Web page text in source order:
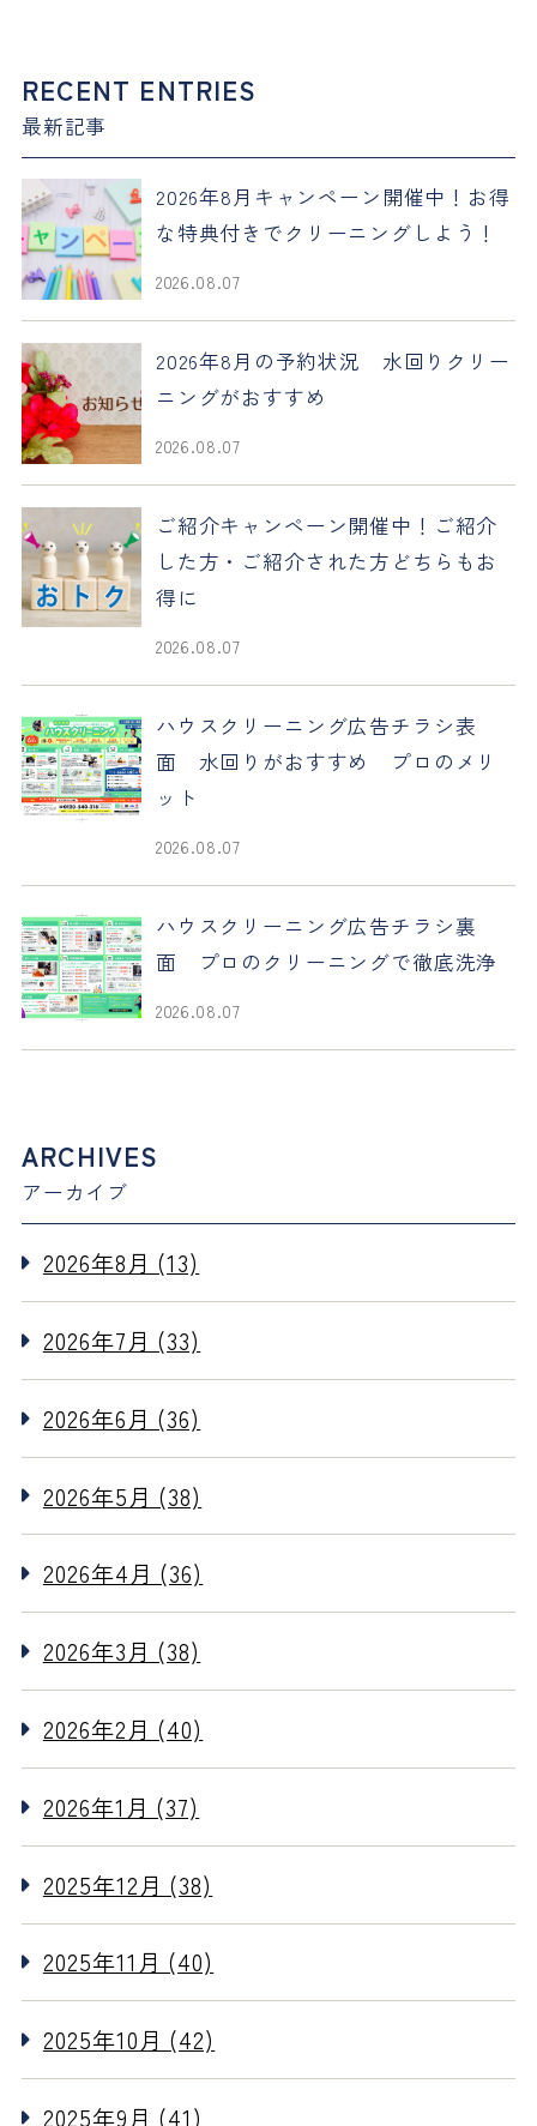
RECENT ENTRIES
最新記事
2026年8月キャンペーン開催中！お得
な特典付きでクリーニングしよう！
2026.08.07
2026年8月の予約状況 水回りクリー
ニングがおすすめ
2026.08.07
ご紹介キャンペーン開催中！ご紹介
した方・ご紹介された方どちらもお
得に
2026.08.07
ハウスクリーニング広告チラシ表
面 水回りがおすすめ プロのメリ
ット
2026.08.07
ハウスクリーニング広告チラシ裏
面 プロのクリーニングで徹底洗浄
2026.08.07
ARCHIVES
アーカイブ
2026年8月 (13)
2026年7月 (33)
2026年6月 (36)
2026年5月 (38)
2026年4月 (36)
2026年3月 (38)
2026年2月 (40)
2026年1月 (37)
2025年12月 (38)
2025年11月 (40)
2025年10月 (42)
2025年9月 (41)